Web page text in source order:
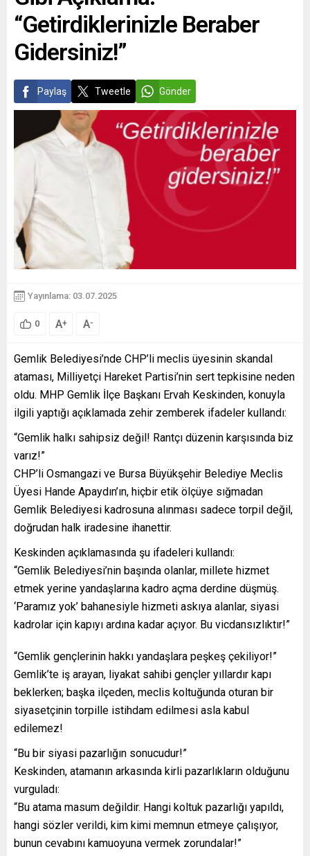
“Getirdiklerinizle Beraber
Gidersiniz!”
Paylaş Tweetle Gönder
Yayınlama: 03.07.2025
0 A+ A-
Gemlik Belediyesi’nde CHP’li meclis üyesinin skandal
ataması, Milliyetçi Hareket Partisi’nin sert tepkisine neden
oldu. MHP Gemlik İlçe Başkanı Ervah Keskinden, konuyla
ilgili yaptığı açıklamada zehir zemberek ifadeler kullandı:
“Gemlik halkı sahipsiz değil! Rantçı düzenin karşısında biz
varız!”
CHP’li Osmangazi ve Bursa Büyükşehir Belediye Meclis
Üyesi Hande Apaydın’ın, hiçbir etik ölçüye sığmadan
Gemlik Belediyesi kadrosuna alınması sadece torpil değil,
doğrudan halk iradesine ihanettir.
Keskinden açıklamasında şu ifadeleri kullandı:
“Gemlik Belediyesi’nin başında olanlar, millete hizmet
etmek yerine yandaşlarına kadro açma derdine düşmüş.
‘Paramız yok’ bahanesiyle hizmeti askıya alanlar, siyasi
kadrolar için kapıyı ardına kadar açıyor. Bu vicdansızlıktır!”
“Gemlik gençlerinin hakkı yandaşlara peşkeş çekiliyor!”
Gemlik’te iş arayan, liyakat sahibi gençler yıllardır kapı
beklerken; başka ilçeden, meclis koltuğunda oturan bir
siyasetçinin torpille istihdam edilmesi asla kabul
edilemez!
“Bu bir siyasi pazarlığın sonucudur!”
Keskinden, atamanın arkasında kirli pazarlıkların olduğunu
vurguladı:
“Bu atama masum değildir. Hangi koltuk pazarlığı yapıldı,
hangi sözler verildi, kim kimi memnun etmeye çalışıyor,
bunun cevabını kamuoyuna vermek zorundalar!”